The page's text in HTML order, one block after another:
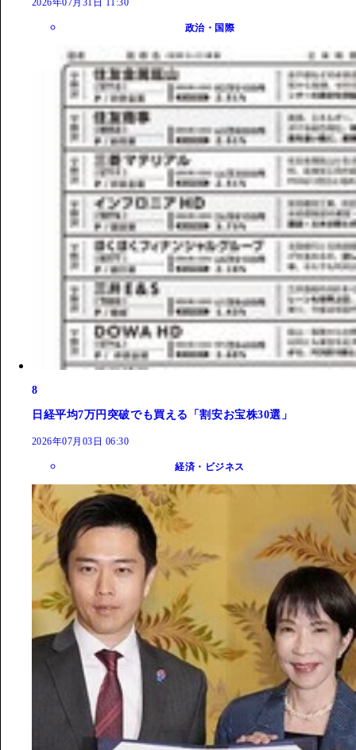
2026年07月31日 11:30
政治・国際
8
日経平均7万円突破でも買える「割安お宝株30選」
2026年07月03日 06:30
経済・ビジネス